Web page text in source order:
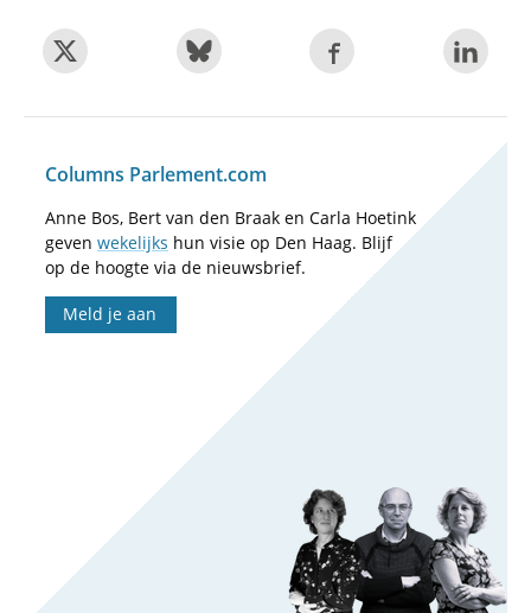
Columns Parlement.com
Anne Bos, Bert van den Braak en Carla Hoetink
geven wekelijks hun visie op Den Haag. Blijf
op de hoogte via de nieuwsbrief.
Meld je aan